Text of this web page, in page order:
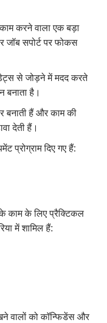
काम करने वाला एक बड़ा
सपोर्ट पर फोकस
से जोड़ने में मदद करते
बनाता है।
बनाती हैं और काम की
देती हैं।
प्रोग्राम दिए गए हैं:
के काम के लिए प्रैक्टिकल
में शामिल हैं:
वालों को कॉन्फिडेंस और